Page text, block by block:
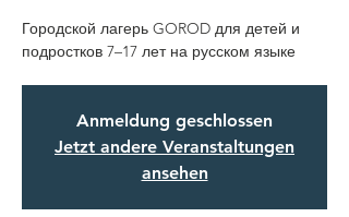
Городской лагерь GOROD для детей и
подростков 7–17 лет на русском языке
Anmeldung geschlossen
Jetzt andere Veranstaltungen
ansehen